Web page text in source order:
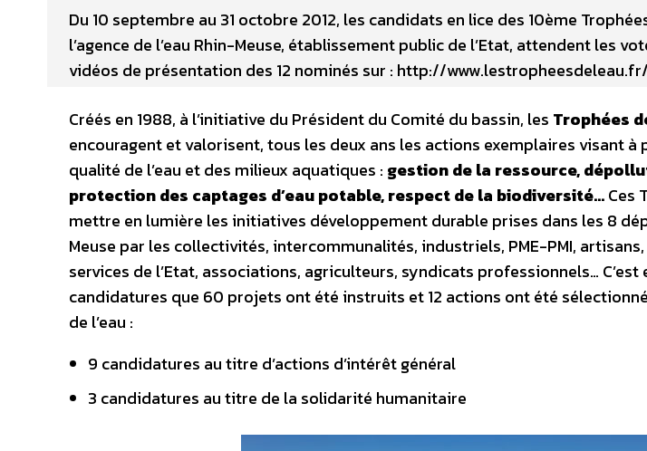
Du 10 septembre au 31 octobre 2012, les candidats en lice des 10ème
l’agence de l’eau Rhin-Meuse, établissement public de l’Etat, attendent les
vidéos de présentation des 12 nominés sur : http://www.lestropheesdeleau.fr/
Créés en 1988, à l’initiative du Président du Comité du bassin, les Trophées
encouragent et valorisent, tous les deux ans les actions exemplaires visant à
qualité de l’eau et des milieux aquatiques : gestion de la ressource,
protection des captages d’eau potable, respect de la biodiversité…Ces
mettre en lumière les initiatives développement durable prises dans les 8
Meuse par les collectivités, intercommunalités, industriels, PME-PMI,
services de l’Etat, associations, agriculteurs, syndicats professionnels… C’est
candidatures que 60 projets ont été instruits et 12 actions ont été
de l’eau :
9 candidatures au titre d’actions d’intérêt général
3 candidatures au titre de la solidarité humanitaire